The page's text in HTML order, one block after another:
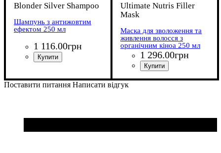
Blonder Silver Shampoo
Шампунь з антижовтим
ефектом 250 мл
1 116.00грн
Ultimate Nutris Filler
Mask
Маска для зволоження та
живлення волосся з
органічним кіноа 250 мл
1 296.00грн
Поставити питання Написати відгук